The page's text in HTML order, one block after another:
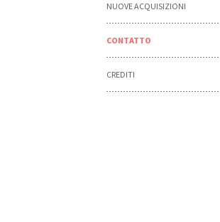
NUOVE ACQUISIZIONI
CONTATTO
CREDITI